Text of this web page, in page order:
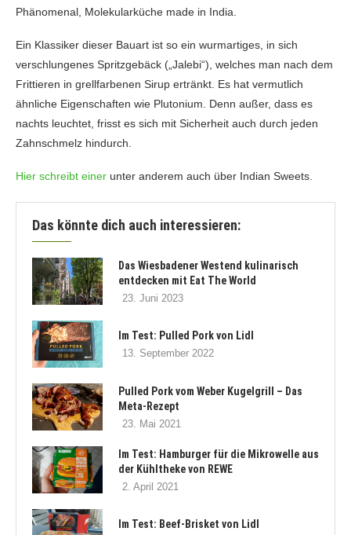
Phänomenal, Molekularküche made in India.
Ein Klassiker dieser Bauart ist so ein wurmartiges, in sich
verschlungenes Spritzgebäck („Jalebi“), welches man nach dem
Frittieren in grellfarbenen Sirup ertränkt. Es hat vermutlich
ähnliche Eigenschaften wie Plutonium. Denn außer, dass es
nachts leuchtet, frisst es sich mit Sicherheit auch durch jeden
Zahnschmelz hindurch.
Hier schreibt einer unter anderem auch über Indian Sweets.
Das könnte dich auch interessieren:
Das Wiesbadener Westend kulinarisch
entdecken mit Eat The World
23. Juni 2023
Im Test: Pulled Pork von Lidl
13. September 2022
Pulled Pork vom Weber Kugelgrill – Das
Meta-Rezept
23. Mai 2021
Im Test: Hamburger für die Mikrowelle aus
der Kühltheke von REWE
2. April 2021
Im Test: Beef-Brisket von Lidl